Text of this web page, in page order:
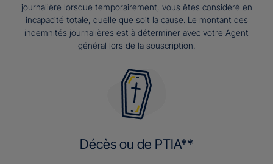
journalière lorsque temporairement, vous êtes considéré en
incapacité totale, quelle que soit la cause. Le montant des
indemnités journalières est à déterminer avec votre Agent
général lors de la souscription.
Décès ou de PTIA**